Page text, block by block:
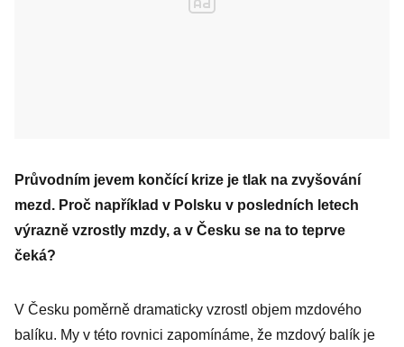
Průvodním jevem končící krize je tlak na zvyšování
mezd. Proč například v Polsku v posledních letech
výrazně vzrostly mzdy, a v Česku se na to teprve
čeká?
V Česku poměrně dramaticky vzrostl objem mzdového
balíku. My v této rovnici zapomínáme, že mzdový balík je